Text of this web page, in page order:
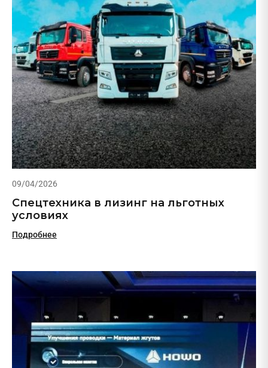
09/04/2026
Спецтехника в лизинг на льготных
условиях
Подробнее